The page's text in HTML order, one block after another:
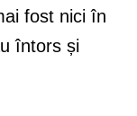
fost nici în
întors și